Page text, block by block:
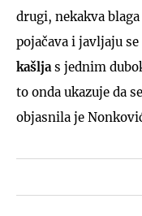
drugi, nekakva
pojačava i javljaju
kašlja s jednim
to onda ukazuje da
objasnila je